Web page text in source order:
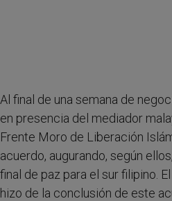
Al final de una semana de
en presencia del mediador
Frente Moro de Liberación
acuerdo, augurando, según
final de paz para el sur filipino.
hizo de la conclusión de este